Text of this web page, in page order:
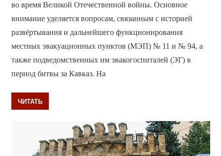
во время Великой Отечественной войны. Основное
внимание уделяется вопросам, связанным с историей
развёртывания и дальнейшего функционирования
местных эвакуационных пунктов (МЭП) № 11 и № 94, а
также подведомственных им эвакогоспиталей (ЭГ) в
период битвы за Кавказ. На
ЧИТАТЬ